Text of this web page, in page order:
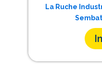
La Ruche